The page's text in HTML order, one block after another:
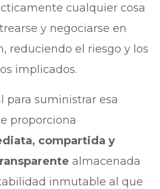
cualquier cosa
y negociarse en
reduciendo el riesgo y los
implicados.
para suministrar esa
proporciona
compartida y
almacenada
inmutable al que